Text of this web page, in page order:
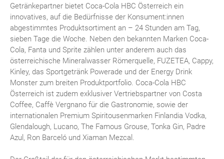
Getränkepartner bietet Coca-Cola HBC Österreich ein
innovatives, auf die Bedürfnisse der Konsument:innen
abgestimmtes Produktsortiment an – 24 Stunden am Tag,
sieben Tage die Woche. Neben den bekannten Marken Coca-
Cola, Fanta und Sprite zählen unter anderem auch das
österreichische Mineralwasser Römerquelle, FUZETEA, Cappy,
Kinley, das Sportgetränk Powerade und der Energy Drink
Monster zum breiten Produktportfolio. Coca-Cola HBC
Österreich ist zudem exklusiver Vertriebspartner von Costa
Coffee, Caffè Vergnano für die Gastronomie, sowie der
internationalen Premium Spiritousenmarken Finlandia Vodka,
Glendalough, Lucano, The Famous Grouse, Tonka Gin, Padre
Azul, Ron Barceló und Xiaman Mezcal.